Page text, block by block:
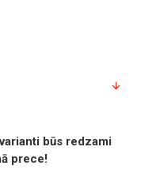
būs redzami
prece!